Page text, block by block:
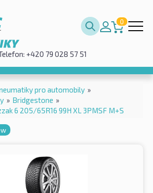
0
+420 79 028 57 51
pro automobily »
» Bridgestone »
6 205/65R16 99H XL 3PMSF M+S